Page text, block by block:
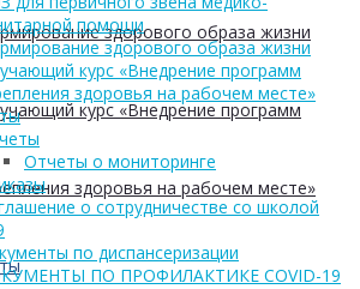
здорового образа жизни
курс «Внедрение программ
здоровья на рабочем месте»
помощи
здорового образа жизни
курс «Внедрение программ
здоровья на рабочем месте»
Отчеты о мониторинге
о сотрудничестве со школой
по диспансеризации
ПО ПРОФИЛАКТИКЕ COVID-19